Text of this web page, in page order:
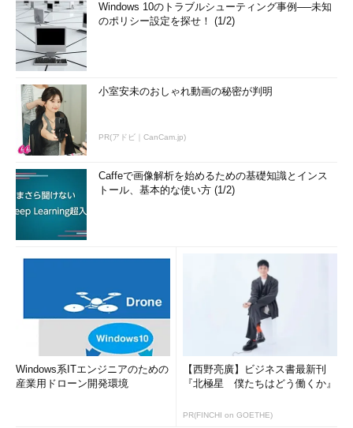
Windows 10のトラブルシューティング事例──未知
のポリシー設定を探せ！ (1/2)
小室安未のおしゃれ動画の秘密が判明
PR(アドビ｜CanCam.jp)
Caffeで画像解析を始めるための基礎知識とインス
トール、基本的な使い方 (1/2)
Windows系ITエンジニアのための
産業用ドローン開発環境
【西野亮廣】ビジネス書最新刊
『北極星 僕たちはどう働くか』
PR(FINCHI on GOETHE)